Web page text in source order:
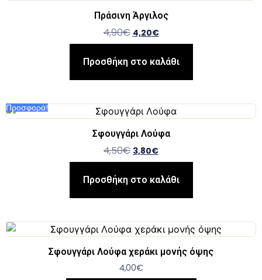
Πράσινη Άργιλος
4,90€ 4,20€
Προσθήκη στο καλάθι
Προσφορά!
Σφουγγάρι Λούφα
4,50€ 3,80€
Προσθήκη στο καλάθι
Σφουγγάρι Λούφα χεράκι μονής όψης
4,00€